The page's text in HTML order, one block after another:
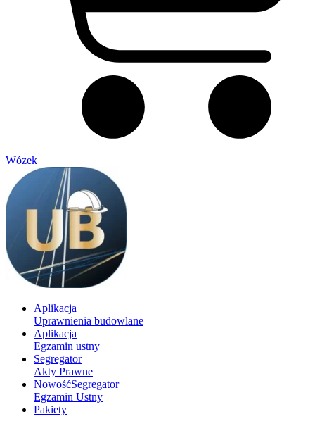
Wózek
Aplikacja
Uprawnienia budowlane
Aplikacja
Egzamin ustny
Segregator
Akty Prawne
NowośćSegregator
Egzamin Ustny
Pakiety